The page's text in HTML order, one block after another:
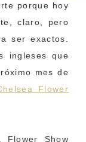
porque hoy
claro, pero
ser exactos.
ingleses que
mes de
Flower
Flower Show